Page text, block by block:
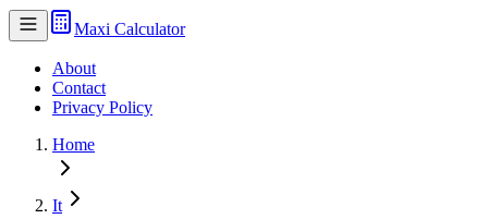
Maxi Calculator
About
Contact
Privacy Policy
Home
It